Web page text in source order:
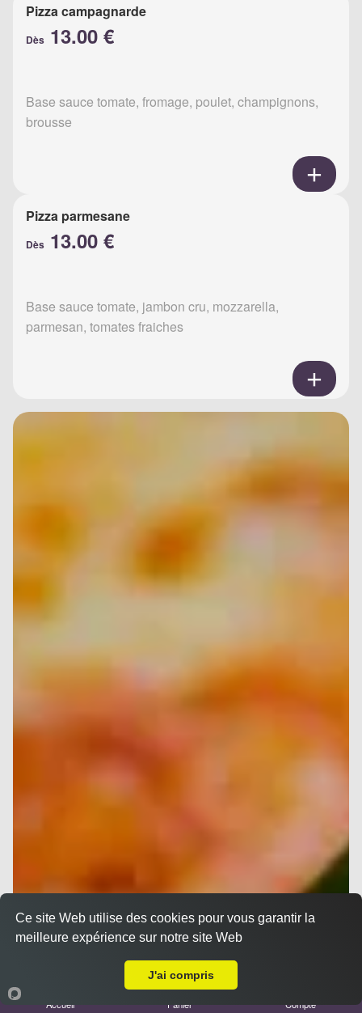
Pizza campagnarde
Dès 13.00 €
Base sauce tomate, fromage, poulet, champignons,
brousse
Pizza parmesane
Dès 13.00 €
Base sauce tomate, jambon cru, mozzarella,
parmesan, tomates fraiches
Accueil Panier Compte
Ce site Web utilise des cookies pour vous garantir la
meilleure expérience sur notre site Web
J'ai compris